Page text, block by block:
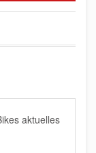
aktuelles